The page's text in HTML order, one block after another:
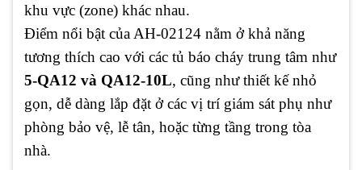
khu vực (zone) khác nhau.
Điểm nổi bật của AH-02124 nằm ở khả năng
tương thích cao với các tủ báo cháy trung tâm như
5-QA12 và QA12-10L, cũng như thiết kế nhỏ
gọn, dễ dàng lắp đặt ở các vị trí giám sát phụ như
phòng bảo vệ, lễ tân, hoặc từng tầng trong tòa
nhà.